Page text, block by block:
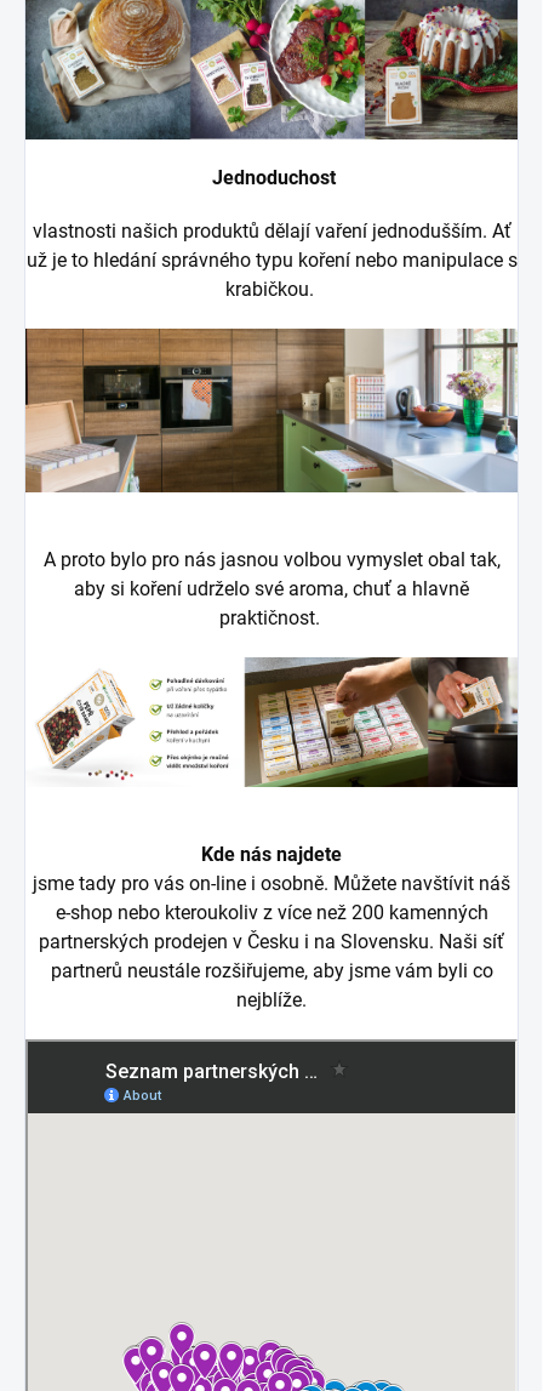
Jednoduchost
vlastnosti našich produktů dělají vaření jednodušším. Ať
už je to hledání správného typu koření nebo manipulace s
krabičkou.
A proto bylo pro nás jasnou volbou vymyslet obal tak,
aby si koření udrželo své aroma, chuť a hlavně
praktičnost.
Kde nás najdete
jsme tady pro vás on-line i osobně. Můžete navštívit náš
e-shop nebo kteroukoliv z více než 200 kamenných
partnerských prodejen v Česku i na Slovensku. Naši síť
partnerů neustále rozšiřujeme, aby jsme vám byli co
nejblíže.